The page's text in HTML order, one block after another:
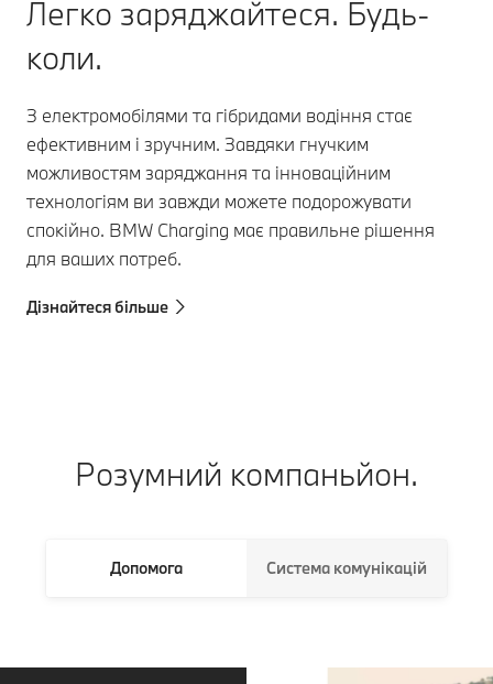
Легко заряджайтеся. Будь-
коли.
З електромобілями та гібридами водіння стає
ефективним і зручним. Завдяки гнучким
можливостям заряджання та інноваційним
технологіям ви завжди можете подорожувати
спокійно. BMW Charging має правильне рішення
для ваших потреб.
Дізнайтеся більше
Розумний компаньйон.
Допомога Система комунікацій